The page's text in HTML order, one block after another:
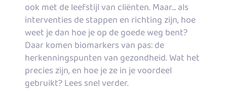
ook met de leefstijl van cliënten. Maar… als
interventies de stappen en richting zijn, hoe
weet je dan hoe je op de goede weg bent?
Daar komen biomarkers van pas: de
herkenningspunten van gezondheid. Wat het
precies zijn, en hoe je ze in je voordeel
gebruikt? Lees snel verder.